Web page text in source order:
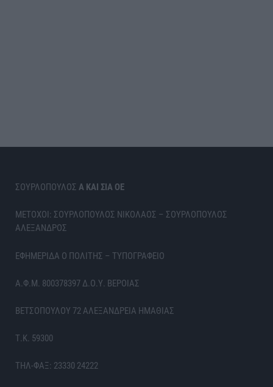
ΣΟΥΡΛΟΠΟΥΛΟΣ Α ΚΑΙ ΣΙΑ ΟΕ
ΜΕΤΟΧΟΙ: ΣΟΥΡΛΟΠΟΥΛΟΣ ΝΙΚΟΛΑΟΣ – ΣΟΥΡΛΟΠΟΥΛΟΣ
ΑΛΕΞΑΝΔΡΟΣ
ΕΦΗΜΕΡΙΔΑ Ο ΠΟΛΙΤΗΣ – ΤΥΠΟΓΡΑΦΕΙΟ
Α.Φ.Μ. 800378397 Δ.Ο.Υ. ΒΕΡΟΙΑΣ
ΒΕΤΣΟΠΟΥΛΟΥ 72 ΑΛΕΞΑΝΔΡΕΙΑ ΗΜΑΘΙΑΣ
Τ.Κ. 59300
ΤΗΛ-ΦΑΞ: 23330 24222